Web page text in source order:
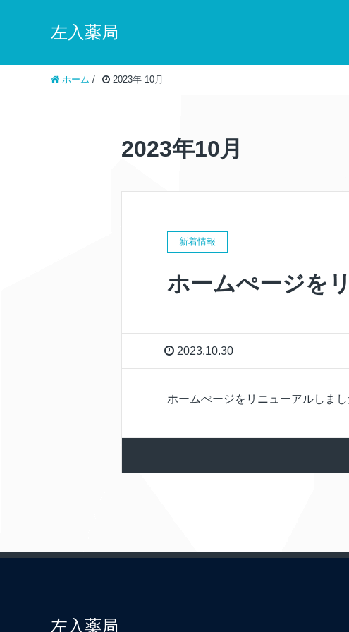
左入薬局
ホーム / 2023年 10月
2023年10月
新着情報
ホームぺージを
2023.10.30
ホームぺージをリニューアルしま
左入薬局